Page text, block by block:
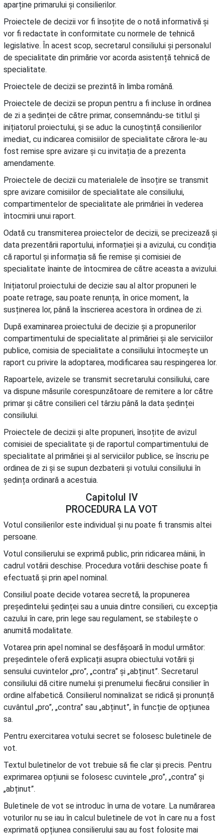
aparține primarului și consilierilor.
Proiectele de decizii vor fi însoțite de o notă informativă și
vor fi redactate în conformitate cu normele de tehnică
legislative. În acest scop, secretarul consiliului și personalul
de specialitate din primărie vor acorda asistență tehnică de
specialitate.
Proiectele de decizii se prezintă în limba română.
Proiectele de decizii se propun pentru a fi incluse în ordinea
de zi a ședinței de către primar, consemnându-se titlul și
inițiatorul proiectului, și se aduc la cunoștință consilierilor
imediat, cu indicarea comisiilor de specialitate cărora le-au
fost remise spre avizare și cu invitația de a prezenta
amendamente.
Proiectele de decizii cu materialele de însoțire se transmit
spre avizare comisiilor de specialitate ale consiliului,
compartimentelor de specialitate ale primăriei în vederea
întocmirii unui raport.
Odată cu transmiterea proiectelor de decizii, se precizează și
data prezentării raportului, informației și a avizului, cu condiția
că raportul și informația să fie remise și comisiei de
specialitate înainte de întocmirea de către aceasta a avizului.
Inițiatorul proiectului de decizie sau al altor propuneri le
poate retrage, sau poate renunța, în orice moment, la
susținerea lor, până la înscrierea acestora în ordinea de zi.
După examinarea proiectului de decizie și a propunerilor
compartimentului de specialitate al primăriei și ale serviciilor
publice, comisia de specialitate a consiliului întocmește un
raport cu privire la adoptarea, modificarea sau respingerea lor.
Rapoartele, avizele se transmit secretarului consiliului, care
va dispune măsurile corespunzătoare de remitere a lor către
primar și către consilieri cel târziu până la data ședinței
consiliului.
Proiectele de decizii și alte propuneri, însoțite de avizul
comisiei de specialitate și de raportul compartimentului de
specialitate al primăriei și al serviciilor publice, se înscriu pe
ordinea de zi și se supun dezbaterii și votului consiliului în
ședința ordinară a acestuia.
Capitolul IV
PROCEDURA LA VOT
Votul consilierilor este individual și nu poate fi transmis altei
persoane.
Votul consilierului se exprimă public, prin ridicarea mâinii, în
cadrul votării deschise. Procedura votării deschise poate fi
efectuată și prin apel nominal.
Consiliul poate decide votarea secretă, la propunerea
președintelui ședinței sau a unuia dintre consilieri, cu excepția
cazului în care, prin lege sau regulament, se stabilește o
anumită modalitate.
Votarea prin apel nominal se desfășoară în modul următor:
președintele oferă explicații asupra obiectului votării și
sensului cuvintelor „pro”, „contra” și „abținut”. Secretarul
consiliului dă citire numelui și prenumelui fiecărui consilier în
ordine alfabetică. Consilierul nominalizat se ridică și pronunță
cuvântul „pro”, „contra” sau „abținut”, în funcție de opțiunea
sa.
Pentru exercitarea votului secret se folosesc buletinele de
vot.
Textul buletinelor de vot trebuie să fie clar și precis. Pentru
exprimarea opțiunii se folosesc cuvintele „pro”, „contra” și
„abținut”.
Buletinele de vot se introduc în urna de votare. La numărarea
voturilor nu se iau în calcul buletinele de vot în care nu a fost
exprimată opțiunea consilierului sau au fost folosite mai